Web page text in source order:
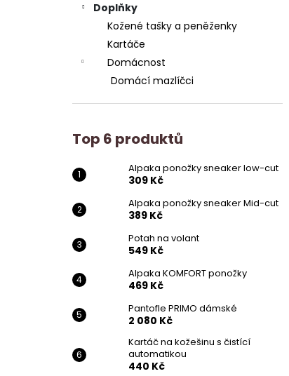
Doplňky
Kožené tašky a peněženky
Kartáče
Domácnost
Domácí mazlíčci
Top 6 produktů
Alpaka ponožky sneaker low-cut
309 Kč
Alpaka ponožky sneaker Mid-cut
389 Kč
Potah na volant
549 Kč
Alpaka KOMFORT ponožky
469 Kč
Pantofle PRIMO dámské
2 080 Kč
Kartáč na kožešinu s čistící
automatikou
440 Kč